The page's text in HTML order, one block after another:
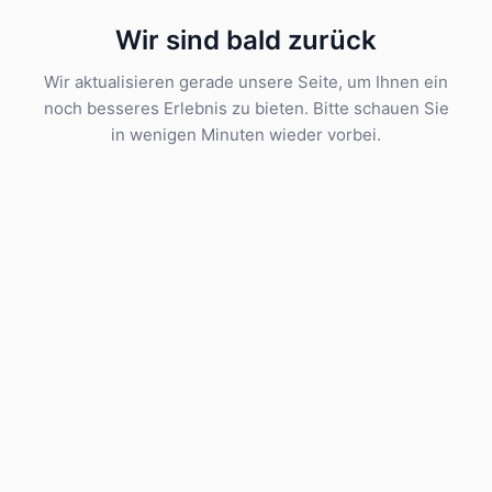
Wir sind bald zurück
Wir aktualisieren gerade unsere Seite, um Ihnen ein
noch besseres Erlebnis zu bieten. Bitte schauen Sie
in wenigen Minuten wieder vorbei.